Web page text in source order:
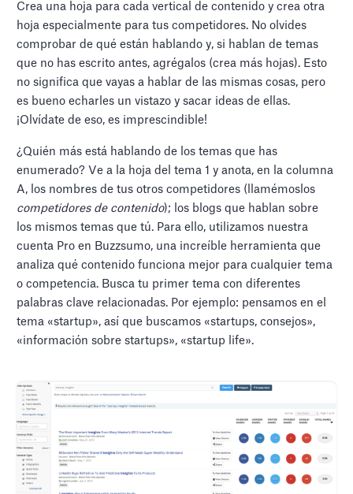
Crea una hoja para cada vertical de contenido y crea otra
hoja especialmente para tus competidores. No olvides
comprobar de qué están hablando y, si hablan de temas
que no has escrito antes, agrégalos (crea más hojas). Esto
no significa que vayas a hablar de las mismas cosas, pero
es bueno echarles un vistazo y sacar ideas de ellas.
¡Olvídate de eso, es imprescindible!
¿Quién más está hablando de los temas que has
enumerado? Ve a la hoja del tema 1 y anota, en la columna
A, los nombres de tus otros competidores (llamémoslos
competidores de contenido); los blogs que hablan sobre
los mismos temas que tú. Para ello, utilizamos nuestra
cuenta Pro en Buzzsumo, una increíble herramienta que
analiza qué contenido funciona mejor para cualquier tema
o competencia. Busca tu primer tema con diferentes
palabras clave relacionadas. Por ejemplo: pensamos en el
tema «startup», así que buscamos «startups, consejos»,
«información sobre startups», «startup life».